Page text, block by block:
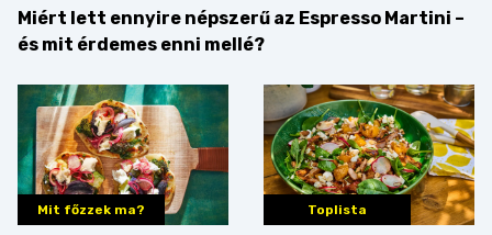
Miért lett ennyire népszerű az Espresso Martini –
és mit érdemes enni mellé?
Mit főzzek ma? Toplista